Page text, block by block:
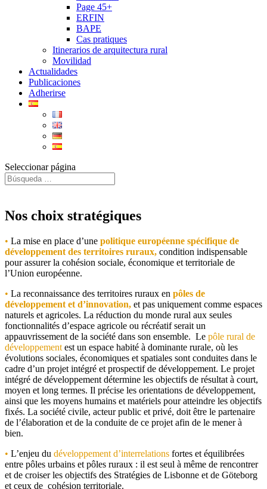
Page 45+
ERFIN
BAPE
Cas pratiques
Itinerarios de arquitectura rural
Movilidad
Actualidades
Publicaciones
Adherirse
Seleccionar página
Nos choix stratégiques
• La mise en place d’une politique européenne spécifique de
développement des territoires ruraux, condition indispensable
pour assurer la cohésion sociale, économique et territoriale de
l’Union européenne.
• La reconnaissance des territoires ruraux en pôles de
développement et d’innovation, et pas uniquement comme espaces
naturels et agricoles. La réduction du monde rural aux seules
fonctionnalités d’espace agricole ou récréatif serait un
appauvrissement de la société dans son ensemble. Le pôle rural de
développement est un espace habité à dominante rurale, où les
évolutions sociales, économiques et spatiales sont conduites dans le
cadre d’un projet intégré et prospectif de développement. Le projet
intégré de développement détermine les objectifs de résultat à court,
moyen et long termes. Il précise les orientations de développement,
ainsi que les moyens humains et matériels pour atteindre les objectifs
fixés. La société civile, acteur public et privé, doit être le partenaire
de l’élaboration et de la conduite de ce projet afin de le mener à
bien.
• L’enjeu du développement d’interrelations fortes et équilibrées
entre pôles urbains et pôles ruraux : il est seul à même de rencontrer
et de croiser les objectifs des Stratégies de Lisbonne et de Göteborg
et ceux de cohésion territoriale.